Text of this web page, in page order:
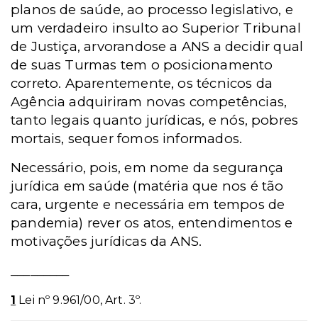
planos de saúde, ao processo legislativo, e
um verdadeiro insulto ao Superior Tribunal
de Justiça, arvorandose a ANS a decidir qual
de suas Turmas tem o posicionamento
correto. Aparentemente, os técnicos da
Agência adquiriram novas competências,
tanto legais quanto jurídicas, e nós, pobres
mortais, sequer fomos informados.
Necessário, pois, em nome da segurança
jurídica em saúde (matéria que nos é tão
cara, urgente e necessária em tempos de
pandemia) rever os atos, entendimentos e
motivações jurídicas da ANS.
1 Lei nº 9.961/00, Art. 3º.